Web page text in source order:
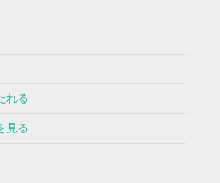
れる
見る